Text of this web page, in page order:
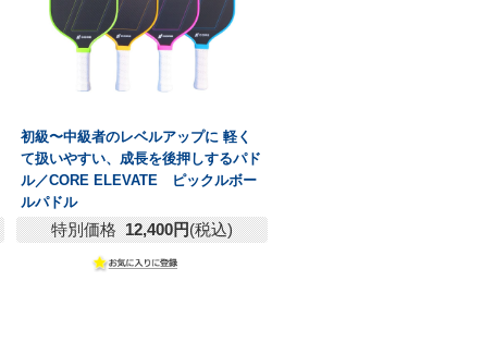
初級〜中級者のレベルアップに 軽く
て扱いやすい、成長を後押しするパド
ル／CORE ELEVATE ピックルボー
ルパドル
特別価格 12,400円(税込)